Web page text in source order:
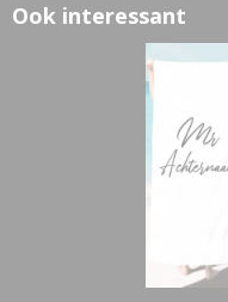
Ook interessant